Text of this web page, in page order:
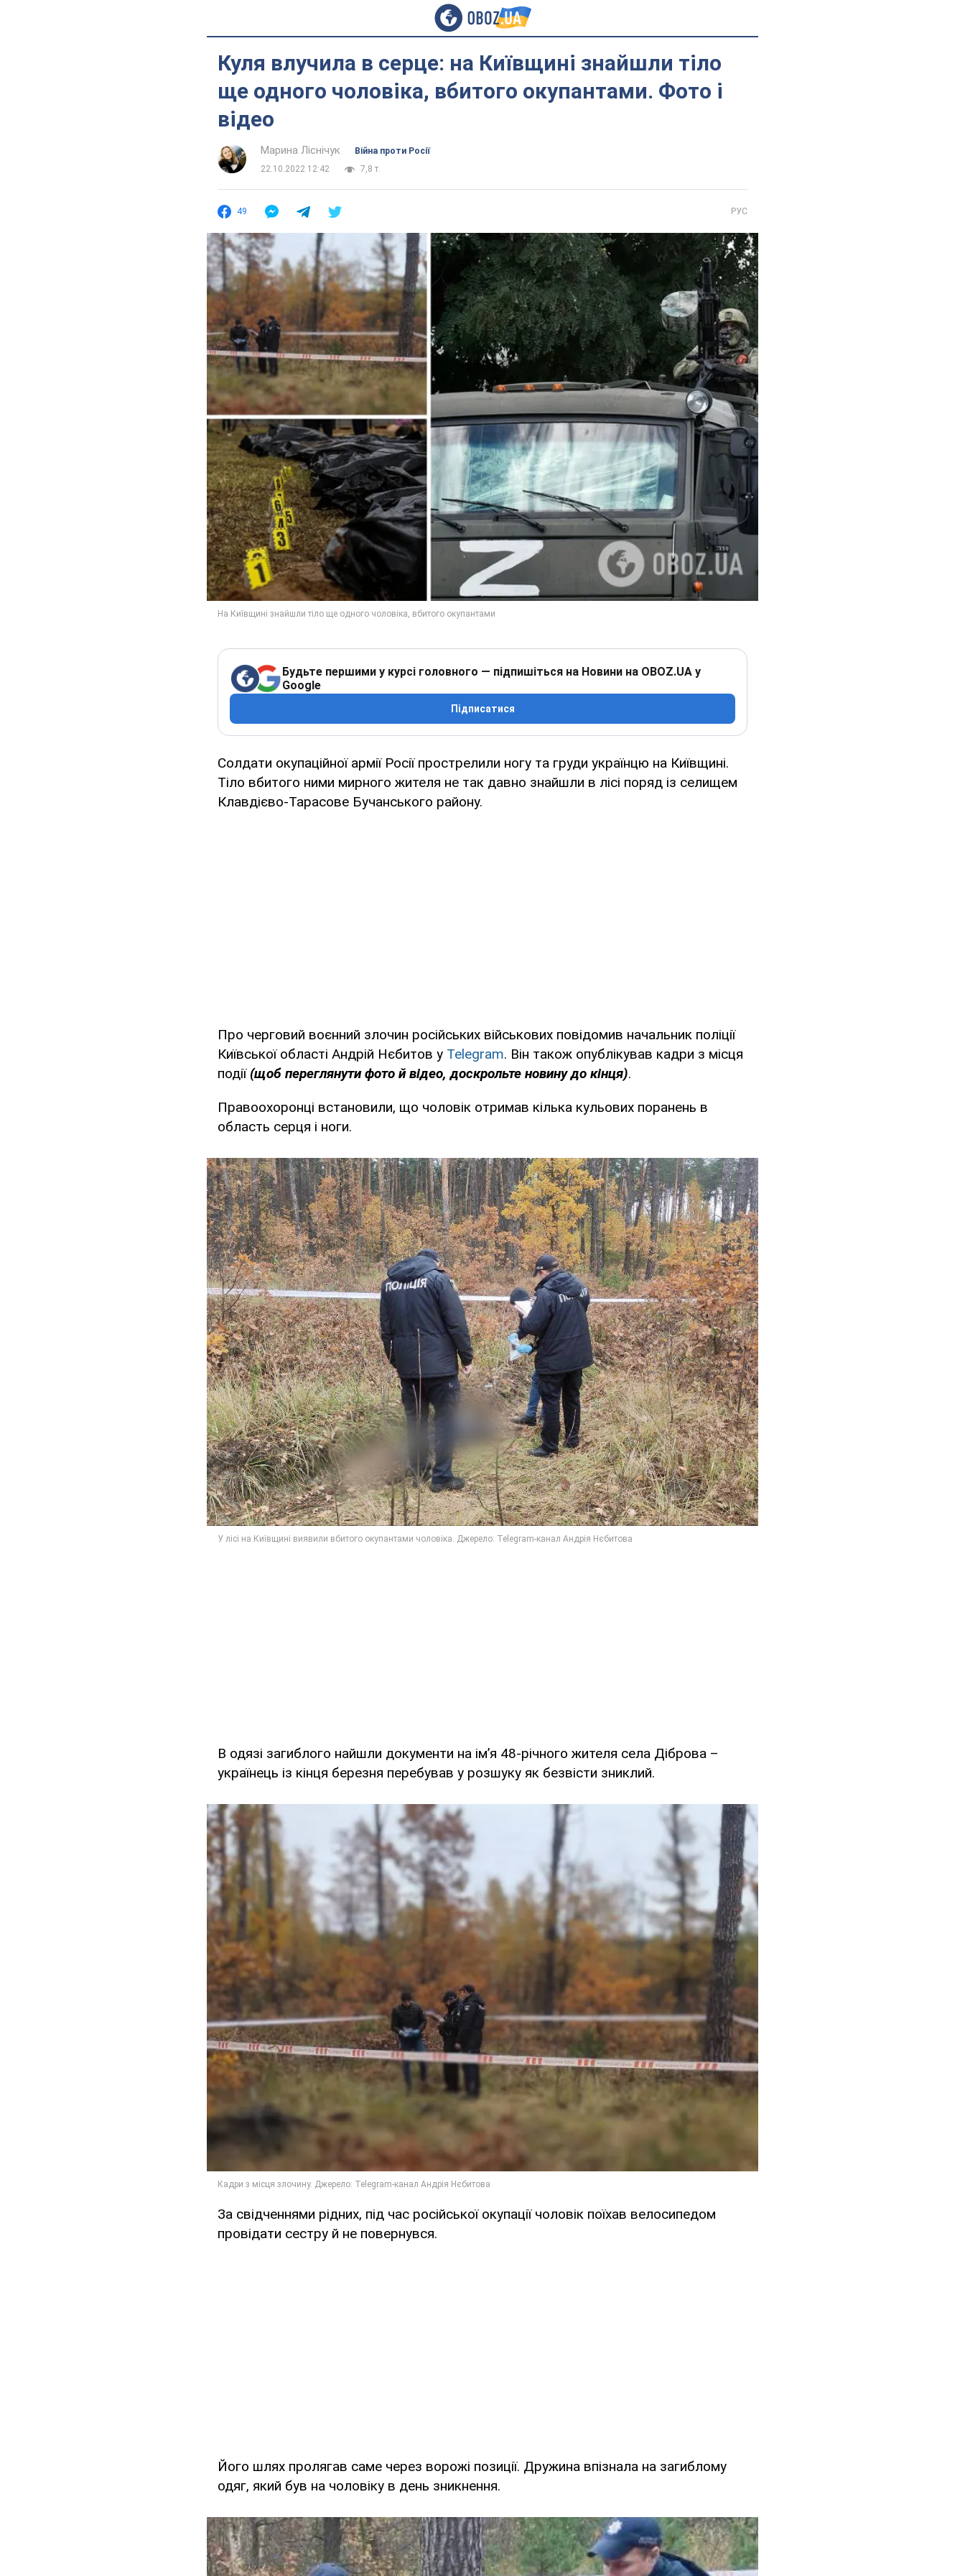
Куля влучила в серце: на Київщині знайшли тіло
ще одного чоловіка, вбитого окупантами. Фото і
відео
Марина Ліснічук
Війна проти Росії
22.10.2022 12:42
7,8 т.
49 РУС
Будьте першими у курсі головного — підпишіться на Новини на OBOZ.UA у
Google
Підписатися
Солдати окупаційної армії Росії прострелили ногу та груди українцю на Київщині.
Тіло вбитого ними мирного жителя не так давно знайшли в лісі поряд із селищем
Клавдієво-Тарасове Бучанського району.
Про черговий воєнний злочин російських військових повідомив начальник поліції
Київської області Андрій Нєбитов у Telegram. Він також опублікував кадри з місця
події (щоб переглянути фото й відео, доскрольте новину до кінця).
Правоохоронці встановили, що чоловік отримав кілька кульових поранень в
область серця і ноги.
В одязі загиблого найшли документи на ім’я 48-річного жителя села Діброва –
українець із кінця березня перебував у розшуку як безвісти зниклий.
За свідченнями рідних, під час російської окупації чоловік поїхав велосипедом
провідати сестру й не повернувся.
Його шлях пролягав саме через ворожі позиції. Дружина впізнала на загиблому
одяг, який був на чоловіку в день зникнення.